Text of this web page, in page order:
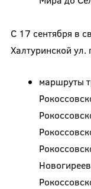
С 17 сентября в
Халтуринской
маршруты